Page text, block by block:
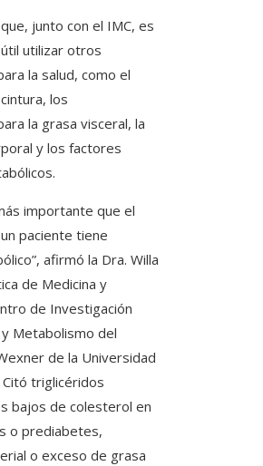
junto con el IMC, es
utilizar otros
la salud, como el
los
la grasa visceral, la
y los factores
importante que el
paciente tiene
afirmó la Dra. Willa
de Medicina y
de Investigación
Metabolismo del
de la Universidad
triglicéridos
bajos de colesterol en
o prediabetes,
o exceso de grasa